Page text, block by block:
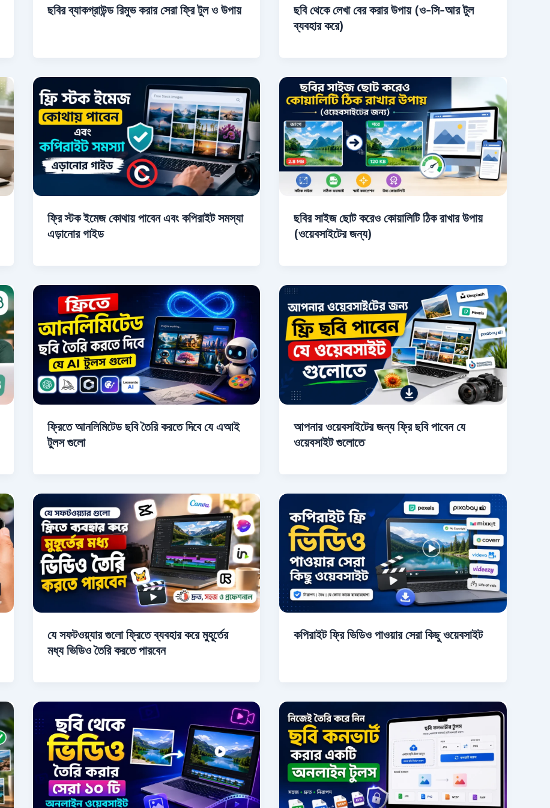
ছবির ব্যাকগ্রাউন্ড রিমুভ করার সেরা ফ্রি টুল ও উপায়
ছবি থেকে লেখা বের করার উপায় (ও-সি-আর টুল
ব্যবহার করে)
ফ্রি স্টক ইমেজ কোথায় পাবেন এবং কপিরাইট সমস্যা
এড়ানোর গাইড
ছবির সাইজ ছোট করেও কোয়ালিটি ঠিক রাখার উপায়
(ওয়েবসাইটের জন্য)
ফ্রিতে আনলিমিটেড ছবি তৈরি করতে দিবে যে এআই
টুলস গুলো
আপনার ওয়েবসাইটের জন্য ফ্রি ছবি পাবেন যে
ওয়েবসাইট গুলোতে
যে সফটওয়্যার গুলো ফ্রিতে ব্যবহার করে মুহূর্তের
মধ্য ভিডিও তৈরি করতে পারবেন
কপিরাইট ফ্রি ভিডিও পাওয়ার সেরা কিছু ওয়েবসাইট